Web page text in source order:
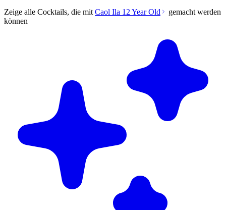
Zeige alle Cocktails, die mit Caol Ila 12 Year Old
gemacht werden
können